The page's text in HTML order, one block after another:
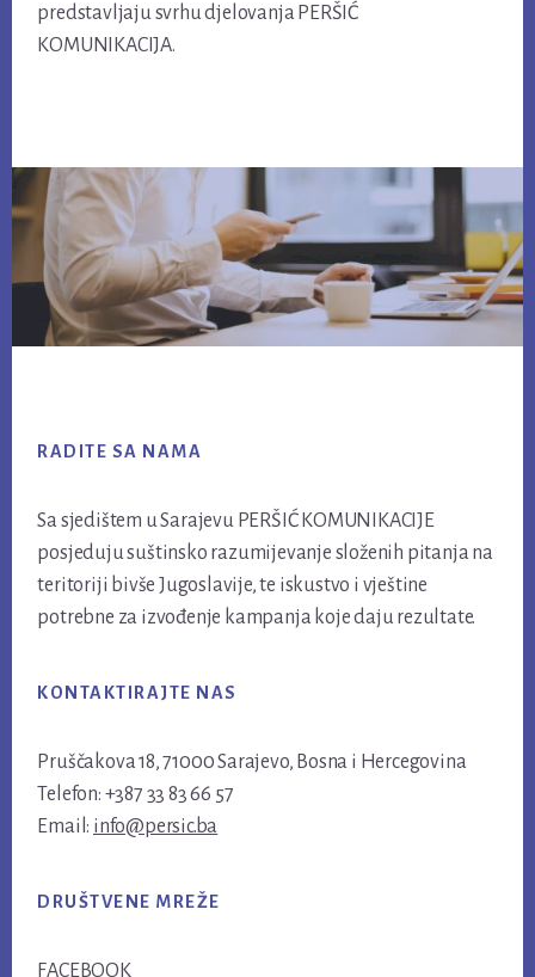
predstavljaju svrhu djelovanja PERŠIĆ
KOMUNIKACIJA.
RADITE SA NAMA
Sa sjedištem u Sarajevu PERŠIĆ KOMUNIKACIJE
posjeduju suštinsko razumijevanje složenih pitanja na
teritoriji bivše Jugoslavije, te iskustvo i vještine
potrebne za izvođenje kampanja koje daju rezultate.
KONTAKTIRAJTE NAS
Pruščakova 18, 71000 Sarajevo, Bosna i Hercegovina
Telefon: +387 33 83 66 57
Email: info@persic.ba
DRUŠTVENE MREŽE
FACEBOOK